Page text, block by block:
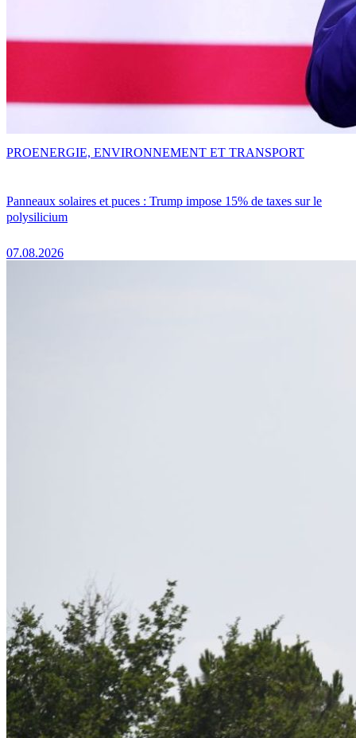
Panneaux solaires et puces : Trump impose 15% de taxes sur le
polysilicium
07.08.2026
PROENERGIE, ENVIRONNEMENT ET TRANSPORT